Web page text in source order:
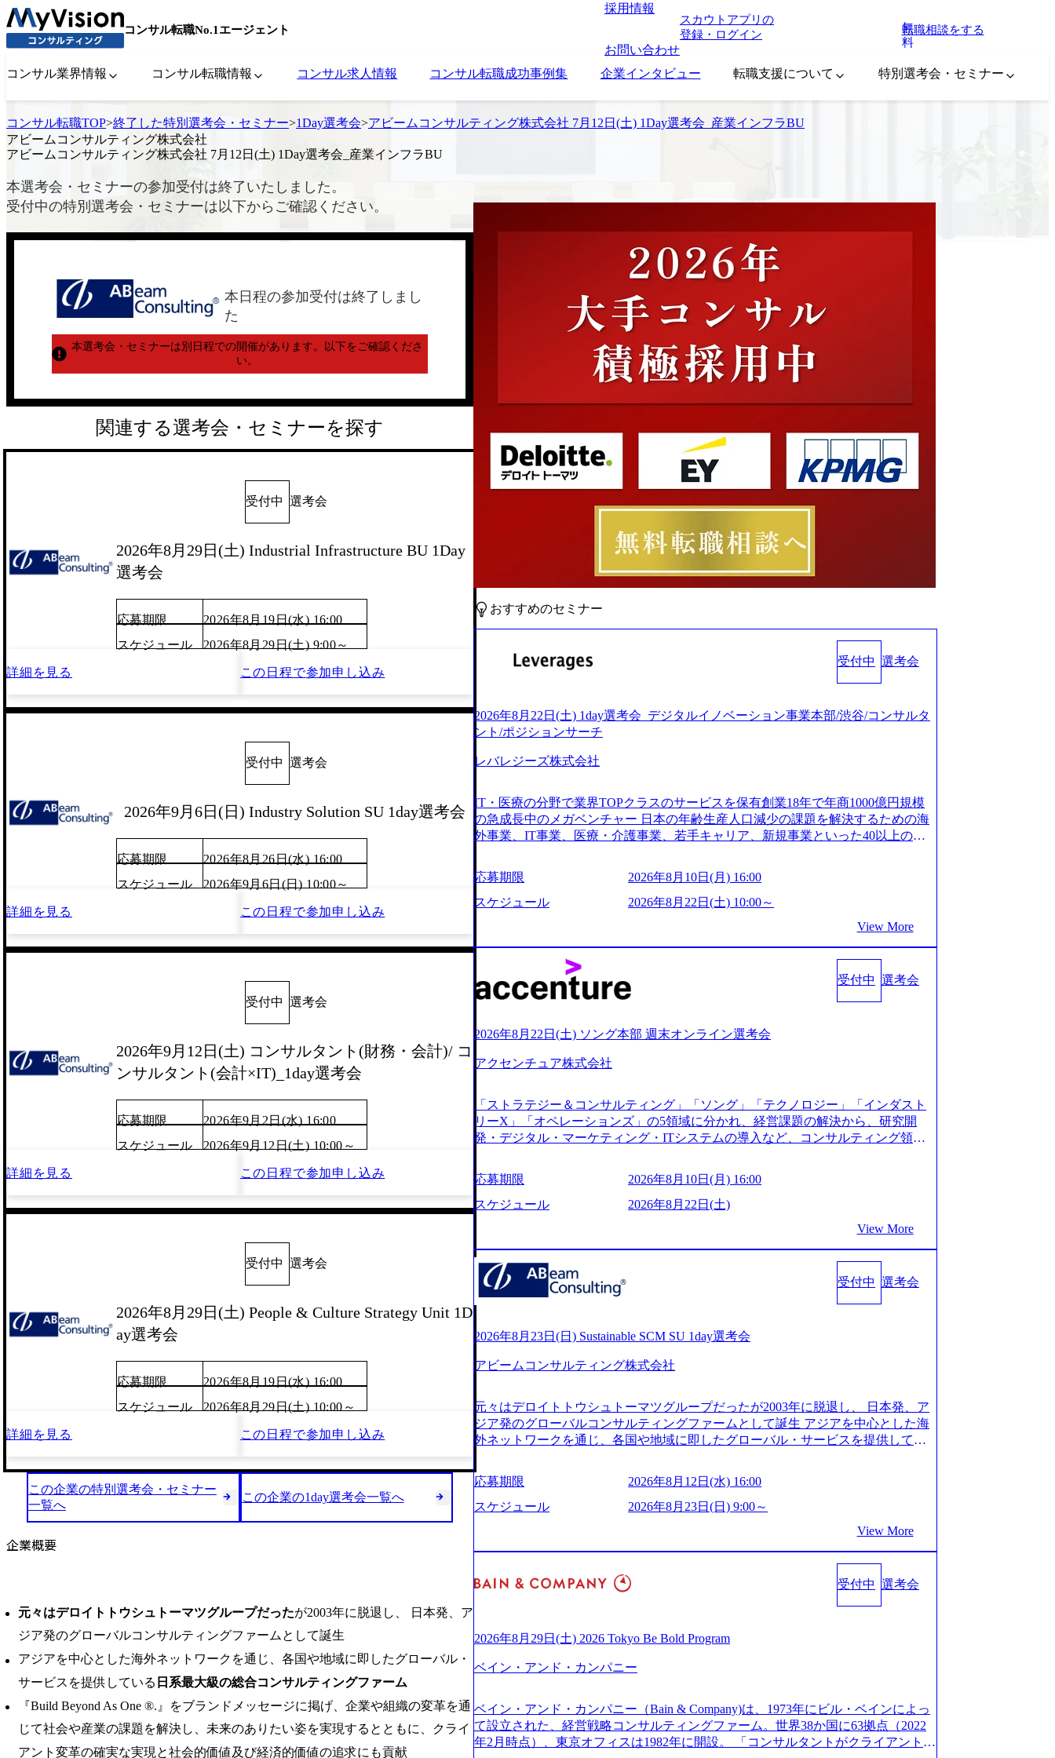
コンサル転職No.1エージェント
採用情報
お問い合わせ
スカウトアプリの
登録・ログイン
無
料
転職相談をする
コンサル業界情報 コンサル転職情報 コンサル求人情報 コンサル転職成功事例集 企業インタビュー 転職支援について 特別選考会・セミナー
コンサル転職TOP>終了した特別選考会・セミナー>1Day選考会>アビームコンサルティング株式会社 7月12日(土) 1Day選考会_産業インフラBU
アビームコンサルティング株式会社
アビームコンサルティング株式会社 7月12日(土) 1Day選考会_産業インフラBU
本選考会・セミナーの参加受付は終了いたしました。
受付中の特別選考会・セミナーは以下からご確認ください。
本日程の参加受付は終了しまし
た
本選考会・セミナーは別日程での開催があります。
以下をご確認くださ
い。
関連する選考会・セミナーを探す
受付中 選考会
2026年8月29日(土) Industrial Infrastructure BU 1Day
選考会
応募期限
2026年8月19日(水) 16:00
スケジュール
2026年8月29日(土) 9:00～
詳細を見る この日程で参加申し込み
受付中 選考会
2026年9月6日(日) Industry Solution SU 1day選考会
応募期限
2026年8月26日(水) 16:00
スケジュール
2026年9月6日(日) 10:00～
詳細を見る この日程で参加申し込み
受付中 選考会
2026年9月12日(土) コンサルタント(財務・会計)/ コ
ンサルタント(会計×IT)_1day選考会
応募期限
2026年9月2日(水) 16:00
スケジュール
2026年9月12日(土) 10:00～
詳細を見る この日程で参加申し込み
受付中 選考会
2026年8月29日(土) People & Culture Strategy Unit 1D
ay選考会
応募期限
2026年8月19日(水) 16:00
スケジュール
2026年8月29日(土) 10:00～
詳細を見る この日程で参加申し込み
この企業の特別選考会・セミナー
一覧へ
この企業の1day選考会一覧へ
企業概要
元々はデロイトトウシュトーマツグループだったが2003年に脱退し、 日本発、ア
ジア発のグローバルコンサルティングファームとして誕生
アジアを中心とした海外ネットワークを通じ、各国や地域に即したグローバル・
サービスを提供している 日系最大級の総合コンサルティングファーム
『Build Beyond As One ®.』をブランドメッセージに掲げ、企業や組織の変革を通
じて社会や産業の課題を解決し、未来のありたい姿を実現するとともに、クライ
アント変革の確実な実現と社会的価値及び経済的価値の追求にも貢献
おすすめのセミナー
受付中 選考会
2026年8月22日(土) 1day選考会_デジタルイノベーション事業本部/渋谷/コンサルタ
ント/ポジションサーチ
レバレジーズ株式会社
IT・医療の分野で業界TOPクラスのサービスを保有創業18年で年商1000億円規模
の急成長中のメガベンチャー 日本の年齢生産人口減少の課題を解決するための海
外事業、IT事業、医療・介護事業、若手キャリア、新規事業といった40以上の事
どの人員調達できる 独立資本経営をとっており、事業創造の自由度が高い https://st
orage.googleapis.com/our-vision-production.appspot.com/public/images/20240925162633_7
242d0de-3e54-4f03-b076-00318d5c0dff_1200x644.webp レバレジーズ株式会社 会社説
ng-xiang-ke) 「働く人」「事業・サービス」「カルチャー」など、レバレジーズの
リアルを取り上げています！ (https://melev.leverages.jp/) レバレジーズグローバル、
大分県より「外国人留学生等受入環境整備事業委託業務」を受託 (https://prtimes.jp/
main/html/rd/p/000000612.000010591.html) レバレジーズ、モチベーション管理システ
ム「NALYSYS」リリース (https://prtimes.jp/main/html/rd/p/000000622.000010591.html)
レジーズで活躍するメンバー紹介！〜 管理職種編 〜 (https://www.youtube.com/watc
s://www.youtube.com/watch?v=XJ7Eam0onXA) 創業以来黒字を維持し、急成長中であ
に1兆円を目指す日本にもなかなかないメガベンチャー。創業から黒字経営。年間
130%成長 https://storage.googleapis.com/our-vision-production.appspot.com/public/images/
20251030164405_5c527843-d227-4df8-b86c-5587f843fdf6_1200x471.webp https://storage.
googleapis.com/our-vision-production.appspot.com/public/images/20251030164946_dc0888
上もの新規事業を立ち上げているため様々な業界を経験することが可能 社内転職
かする「オールインハウス」型の組織体。社内スカウトや社内公募制度を用いて
主体的かつ柔軟なキャリア形成が可能。 https://storage.googleapis.com/our-vision-prod
88_1200x698.webp ## 働き方／WLB／待遇 内装8億円超のかっこいいオフィスがあ
り、 働き甲斐のあるランキング、新卒注目ランキング受賞歴多数 あえての未上場
であり株主からの圧力がないため事業創造の自由度が高く、赤字事業でも投資し
て長期的な成長を若手に任せられる環境 対面でのコミュニケーションメリットを
年間データ、エンジニア組織） 2026年8月22日(土) 10:00～最長16:00 2026年8月10
ていただきます。ご了承ください。 ● 当日の流れ 受付 → 会社説明会 → 面接(会社
別に当日の面接案内をお送りいたします。 ※通常の選考フローと異なり、事前に
適性検査をご受検いただきます。 ● 詳細 デジタルイノベーション事業部でのポジ
ションサーチになります。 ご経験やスキル、そして適性や志向性に合わせて、以
サルタント＞ Webアプリケーション、SaaS系の領域において、大手・ベンチャ
ー・スタートアップ企業に対する課題解決支援を行います。 直近の案件では、大
メント支援までを一気通貫で担当しています。 生成AIなどの最新技術とシステム
を活用し、顧客の業務革新と効率化の実現に貢献します。 ＜PL/PM＞ 顧客の要望
を深くヒアリングし、企画構想からアジャイル開発による開発支援までを一気通
貫で推進していただきます。 プロジェクト提案・推進の中核として、企画・要件
す。 ＜SE＞ 参画いただく案件はプライム案件メインです。 要件定義～設計～開
画当初はご経験に応じたフェーズからご担当いただき、当社の社員が業務面をサ
ただきます。 課題選定から顧客への企画提案、そして実行までを一気通貫で支援
していただきます。 アジャイル開発を通じて顧客の要望や提案を柔軟に取り入れ
ながら改善サイクルを回すため、ご自身の提案がサービスに直接反映されやす
応募期限
2026年8月10日(月) 16:00
スケジュール
2026年8月22日(土) 10:00～
View More
受付中 選考会
2026年8月22日(土) ソング本部 週末オンライン選考会
アクセンチュア株式会社
「ストラテジー＆コンサルティング」「ソング」「テクノロジー」「インダスト
リーX」「オペレーションズ」の5領域に分かれ、経営課題の解決から、研究開
発・デジタル・マーケティング・ITシステムの導入など、コンサルティング領域
ファームである あらゆる産業において非常に良質な顧客基盤を築いており、Fortu
ne Global 500社の80％以上の企業をクライアントとして抱えている 手掛けたプロ
ジェクトは「ファーストリテイリングにおけるグローバル化」「資生堂グループ
ンサルティング活動のみならず、2021年にはKDDIと合弁会社「ARISE analytics」
を設立し、人工知能とデータアナリティクス技術で新たなイノベーションを創出
する活動や、デジタル人材育成の支援も盛んに行う 採用資料 (https://www.accentur
e.com/content/dam/accenture/final/accenture-com/document-2/Accenture-Recruiting-Brochur
e.pdf#zoom=50) 女性の活躍について (https://www.accenture.com/content/dam/accenture/f
ログ (https://www.accenture.com/jp-ja/blogs/japan-careers-blog) 江川社長が語る「105点
理由【コンサル業界俯瞰マップ】 (https://diamond.jp/articles/-/346218) 大手広告代理
e/detail/45446) エンジニアからコンサルタントへ。会社に入って、何が変わった？
(https://www.businessinsider.jp/post-288838) プラダ：ラグジュアリー製品のパーソナ
ライゼーション (https://www.accenture.com/jp-ja/case-studies/song/prada-luxury-product-c
ustomization) 大正製薬：ITカーブアウト支援 (https://www.accenture.com/jp-ja/case-stud
ンク：初のオンライン開催「SoftBank World 2020」でマーケ＆営業のDX実現 (http
s://www.accenture.com/jp-ja/case-studies/communications-media/softbank)（通信） 経済産
業省：事業者の申請手続きを電子化する「保安ネット」を構築。省庁DXの先進事
例を実現 (https://www.accenture.com/jp-ja/case-studies/public-service/meti-industry-safety-
ps://www.accenture.com/jp-ja/case-studies/consumer-goods-services/calbee)（消費財・サ
ービス） 世界49カ国に約73万人以上（2024年5月時点）の社員を擁し、世界120以
上の国の企業を顧客に売上641億ドルを誇る 日本では2.3万人以上の従業員を擁し
ている、売上・従業員数共にこの8年間で4倍近くの成長を遂げていることから、
今後も高い成長が見込まれる 多くの技術者を抱えており、アビームコンサルティ
ングに続いて日本国内2番目にSAP認定コンサルタント制度の有資格者数が多く、
引き留めを受けずに移動が可能である（異動者は年間約1,000名） 残業時間や有休
取得率など約10項目を数値化することで、実行前後で離職率を半減させることに
成功した 18時以降の会議を原則禁止としているほか、在宅勤務制度の全社展開、
応募期限
2026年8月10日(月) 16:00
スケジュール
2026年8月22日(土)
View More
受付中 選考会
2026年8月23日(日) Sustainable SCM SU 1day選考会
アビームコンサルティング株式会社
元々はデロイトトウシュトーマツグループだったが2003年に脱退し、 日本発、ア
ジア発のグローバルコンサルティングファームとして誕生 アジアを中心とした海
外ネットワークを通じ、各国や地域に即したグローバル・サービスを提供してい
ンドメッセージに掲げ、企業や組織の変革を通じて社会や産業の課題を解決し、
未来のありたい姿を実現するとともに、クライアント変革の確実な実現と社会的
価値及び経済的価値の追求にも貢献 NECとの戦略的資本提携も実現して、現在は
グなどの専門知識と、豊富な経験を持つ約6,000名を超えるプロフェッショナルを
有する 金融、製造、流通、エネルギー、情報通信、公共事業など幅広い分野をク
ライアントとしている SAP領域においては日本市場No.1を誇り、全世界で6,400件
以上、日本国内で企業最多の5,399件のSAP認定コンサルタント資格を取得してい
る また、日本国内企業として最多の3,200件のSAP S/4HANA®認定コンサルタント
を基に独自の方法論やテンプレートを開発し、それらを活用してお客様に最適なS
uction.appspot.com/public/images/20240925132728_996dc8f2-7d54-42b9-a7ae-8c532c52d3
nt/dam/abeam/jp/ja/about/company/ABeamConsultingCompanyProfile_jpn_4.pdf) 『SAP A
WARD OF EXCELLENCE 2024』において優秀賞「プロジェクト・アワード」を受
賞 (https://prtimes.jp/main/html/rd/p/000000010.000123981.html) アビームコンサルティ
ング、社員の健康改善を支援 食事・睡眠など可視化 (https://www.nikkan.co.jp/articl
応募期限
2026年8月12日(水) 16:00
スケジュール
2026年8月23日(日) 9:00～
View More
受付中 選考会
2026年8月29日(土) 2026 Tokyo Be Bold Program
ベイン・アンド・カンパニー
ベイン・アンド・カンパニー（Bain & Company)は、1973年にビル・ベインによっ
て設立された、経営戦略コンサルティングファーム。世界38か国に63拠点（2022
年2月時点）、東京オフィスは1982年に開設。 「コンサルタントがクライアントに